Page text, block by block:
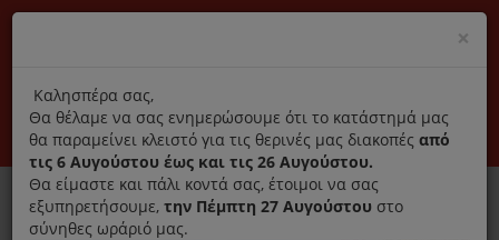
Αποκλειστικά γνήσια ανταλλακτικά
Σύνδεση Εγγραφή Εταιρεία Επικοινωνία
×
title
Καλησπέρα σας,
Θα θέλαμε να σας ενημερώσουμε ότι το κατάστημά μας
θα παραμείνει κλειστό για τις θερινές μας διακοπές από
τις 6 Αυγούστου έως και τις 26 Αυγούστου.
Θα είμαστε και πάλι κοντά σας, έτοιμοι να σας
εξυπηρετήσουμε, την Πέμπτη 27 Αυγούστου στο
σύνηθες ωράριό μας.